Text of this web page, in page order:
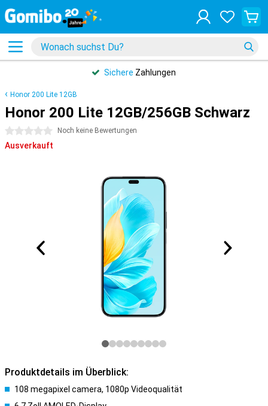
Sichere Zahlungen
Honor 200 Lite 12GB
Honor 200 Lite 12GB/256GB Schwarz
0 Sterne Noch keine Bewertungen
Ausverkauft
Produktdetails im Überblick:
108 megapixel camera, 1080p Videoqualität